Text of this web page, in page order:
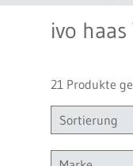
ivo haas
21 Produkte
Sortierung